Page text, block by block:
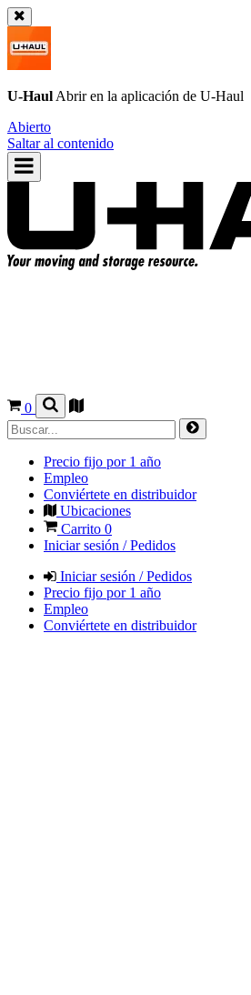
U-Haul Abrir en la aplicación de U-Haul
Abierto
Saltar al contenido
0
Precio fijo por 1 año
Empleo
Conviértete en distribuidor
Ubicaciones
Carrito 0
Iniciar sesión / Pedidos
Iniciar sesión / Pedidos
Precio fijo por 1 año
Empleo
Conviértete en distribuidor